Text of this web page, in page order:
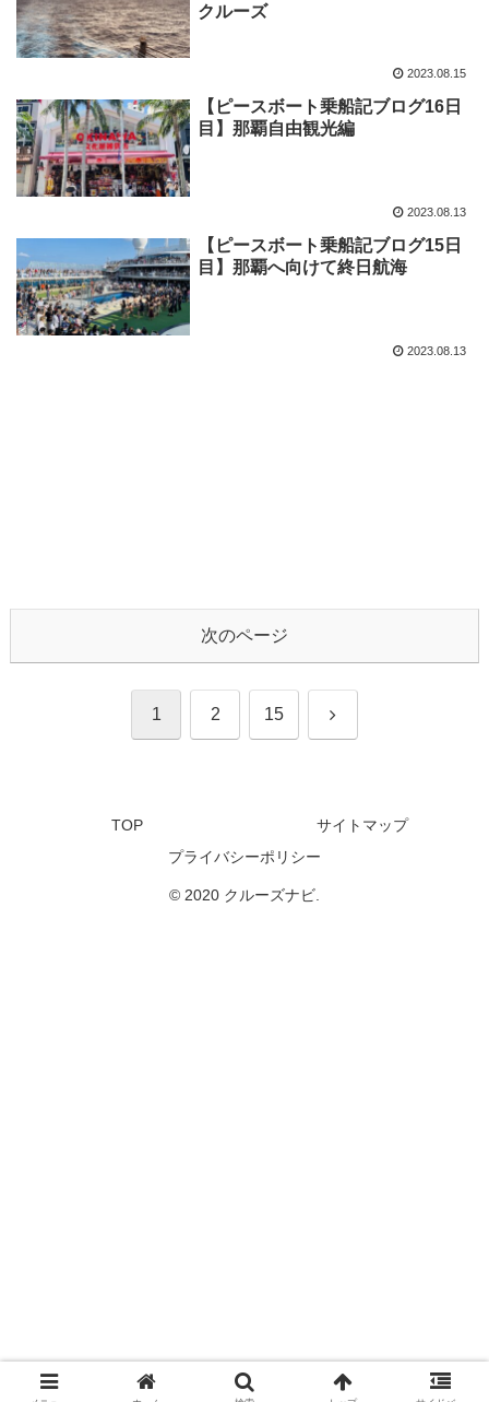
クルーズ
2023.08.15
【ピースボート乗船記ブログ16日
目】那覇自由観光編
2023.08.13
【ピースボート乗船記ブログ15日
目】那覇へ向けて終日航海
2023.08.13
次のページ
1 2 15 次
TOP
サイトマップ
プライバシーポリシー
© 2020 クルーズナビ.